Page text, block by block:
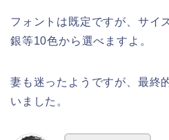
フォントは既定ですが、サイ
銀等10色から選べますよ。
妻も迷ったようですが、最終
いました。